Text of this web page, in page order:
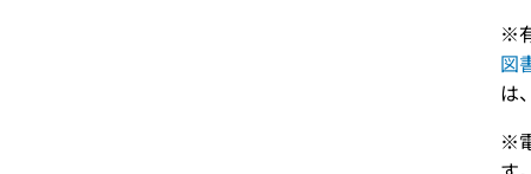
※
図
は
※